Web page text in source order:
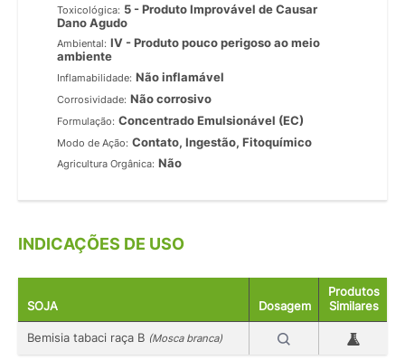
Toxicológica: 5 - Produto Improvável de Causar
Dano Agudo
Ambiental: IV - Produto pouco perigoso ao meio
ambiente
Inflamabilidade: Não inflamável
Corrosividade: Não corrosivo
Formulação: Concentrado Emulsionável (EC)
Modo de Ação: Contato, Ingestão, Fitoquímico
Agricultura Orgânica: Não
INDICAÇÕES DE USO
SOJA Dosagem
Produtos
Similares
Bemisia tabaci raça B (Mosca branca)